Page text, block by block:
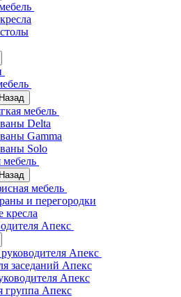
Назад
мебель
Delta
Gamma
Solo
Назад
мебель
и перегородки
Апекс
Апекс
заседаний Апекс
Апекс
группа Апекс